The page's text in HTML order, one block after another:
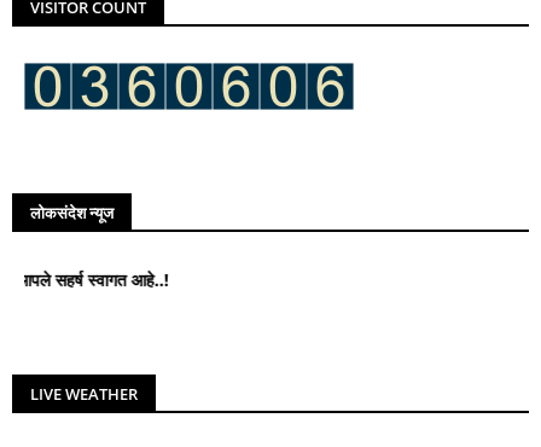
VISITOR COUNT
लोकसंदेश न्यूज
स्वागत आहे..!
LIVE WEATHER